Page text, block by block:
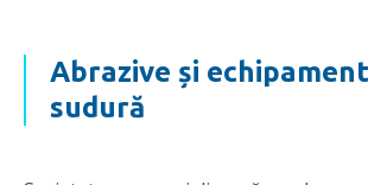
Abrazive și
sudură